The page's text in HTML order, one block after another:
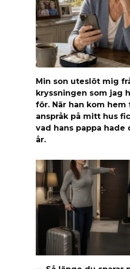
Min son uteslöt mig
kryssningen som jag
för. När han kom hem
anspråk på mitt hus
vad hans pappa
år.